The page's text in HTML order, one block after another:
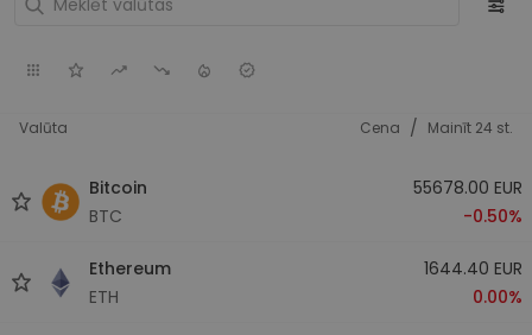
Valūta Cena / Mainīt 24 st.
Bitcoin
BTC
55678.00 EUR
-0.50%
Ethereum
ETH
1644.40 EUR
0.00%